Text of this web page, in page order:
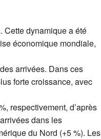
Cette dynamique a été
économique mondiale,
arrivées. Dans ces
forte croissance, avec
respectivement, d’après
dans les
du Nord (+5 %). Les